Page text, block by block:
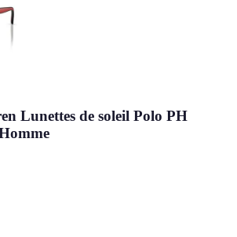
Lunettes de soleil Polo PH